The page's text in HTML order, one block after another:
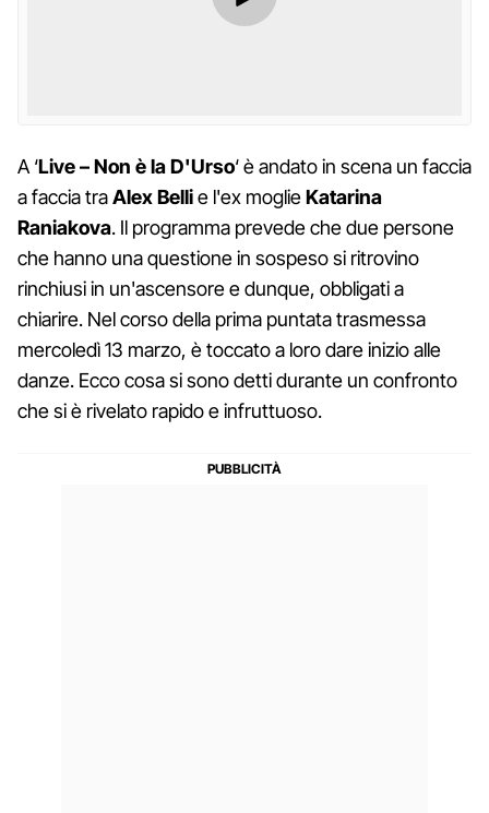
A ‘Live – Non è la D'Urso‘ è andato in scena un faccia
a faccia traAlex Bellie l'ex moglieKatarina
Raniakova. Il programma prevede che due persone
che hanno una questione in sospeso si ritrovino
rinchiusi in un'ascensore e dunque, obbligati a
chiarire. Nel corso della prima puntata trasmessa
mercoledì 13 marzo, è toccato a loro dare inizio alle
danze. Ecco cosa si sono detti durante un confronto
che si è rivelato rapido e infruttuoso.